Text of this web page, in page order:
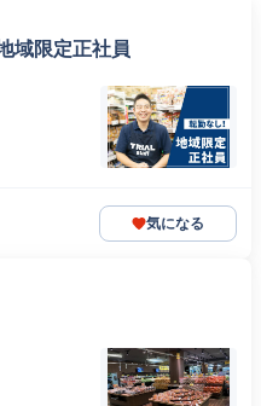
域限定正社員
気になる